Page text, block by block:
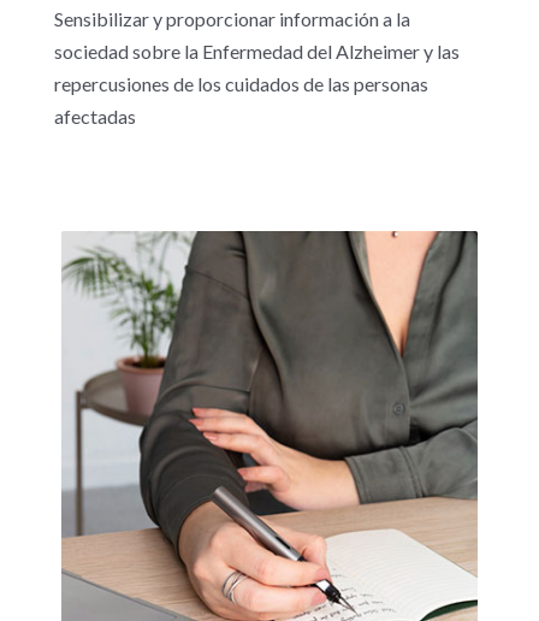
Sensibilizar y proporcionar información a la
sociedad sobre la Enfermedad del Alzheimer y las
repercusiones de los cuidados de las personas
afectadas